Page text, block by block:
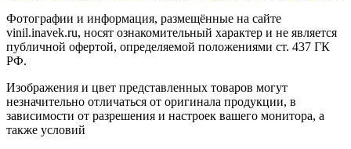
Фотографии и информация, размещённые на сайте
vinil.inavek.ru, носят ознакомительный характер и не является
публичной офертой, определяемой положениями ст. 437 ГК
РФ.
Изображения и цвет представленных товаров могут
незначительно отличаться от оригинала продукции, в
зависимости от разрешения и настроек вашего монитора, а
также условий